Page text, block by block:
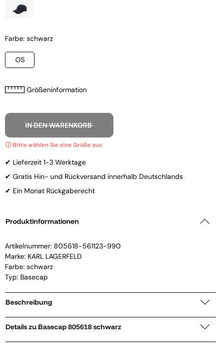
Farbe: schwarz
OS
Größeninformation
IN DEN WARENKORB
✔ Lieferzeit 1-3 Werktage
✔ Gratis Hin- und Rückversand innerhalb Deutschlands
✔ Ein Monat Rückgaberecht
Produktinformationen
Artikelnummer: 805618-561123-990
Marke: KARL LAGERFELD
Farbe: schwarz
Typ: Basecap
Beschreibung
Details zu Basecap 805618 schwarz